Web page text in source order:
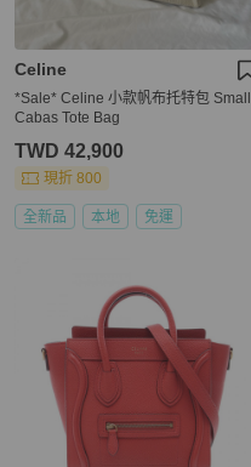
Celine
*Sale* Celine 小款帆布托特包 Small
Cabas Tote Bag
TWD 42,900
現折 800
全新品 本地 免運